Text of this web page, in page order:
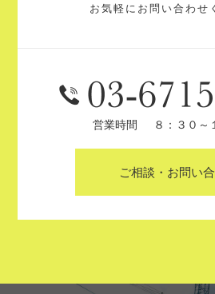
お気軽にお問い合わせ
営業時間 ８：３０～
ご相談・お問い